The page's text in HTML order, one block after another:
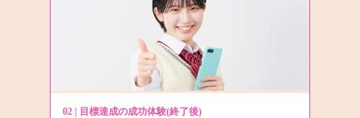
02 | 目標達成の成功体験(終了後)